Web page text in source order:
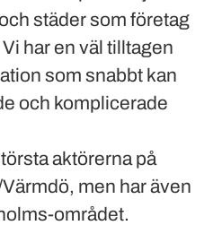
städer som företag
har en väl tilltagen
som snabbt kan
och komplicerade
aktörerna på
men har även
området.